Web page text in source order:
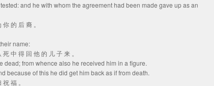
and he with whom the agreement had been made gave up as an
的 后 裔 。
name:
中 得 回 他 的 儿 子 来 。
dead; from whence also he received him in a figure.
because of this he did get him back as if from death.
福 。